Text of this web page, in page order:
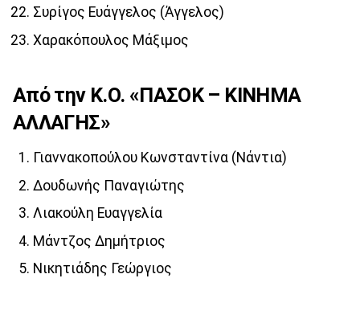
Συρίγος Ευάγγελος (Άγγελος)
Χαρακόπουλος Μάξιμος
Από την Κ.Ο. «ΠΑΣΟΚ – ΚΙΝΗΜΑ
ΑΛΛΑΓΗΣ»
Γιαννακοπούλου Κωνσταντίνα (Νάντια)
Δουδωνής Παναγιώτης
Λιακούλη Ευαγγελία
Μάντζος Δημήτριος
Νικητιάδης Γεώργιος